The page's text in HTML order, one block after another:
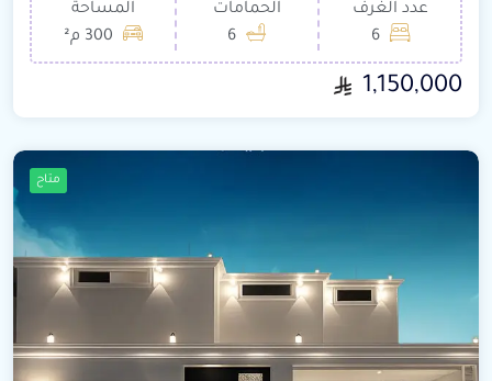
عدد الغرف
6
الحمامات
6
المساحة
300 م²
1,150,000
متاح